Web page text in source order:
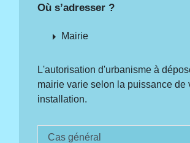
Où s’adresser ?
arrow_right Mairie
L'autorisation d'urbanisme à
mairie varie selon la puissance de
installation.
Cas général